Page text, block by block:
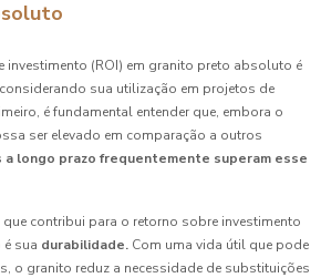
investimento (ROI) em granito preto absoluto é
sua utilização em projetos de
é fundamental entender que, embora o
ser elevado em comparação a outros
a longo prazo frequentemente superam esse
contribui para o retorno sobre investimento
sua durabilidade. Com uma vida útil que pode
o granito reduz a necessidade de substituições